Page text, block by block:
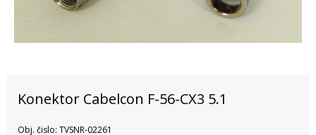
Konektor Cabelcon F-56-CX3 5.1
Obj. čislo: TVSNR-02261